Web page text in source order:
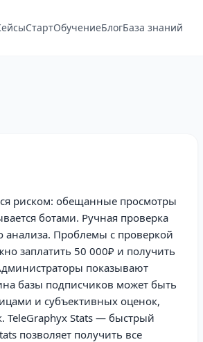
СтартОбучениеБлогБаза знаний
риском: обещанные просмотры
ботами. Ручная проверка
анализа. Проблемы с проверкой
заплатить 50 000₽ и получить
показывают
базы подписчиков может быть
и субъективных оценок,
TeleGraphyx Stats — быстрый
позволяет получить все